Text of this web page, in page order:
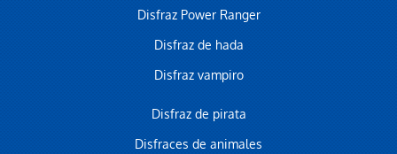
Disfraz Power Ranger
Disfraz de hada
Disfraz vampiro
Disfraz de pirata
Disfraces de animales